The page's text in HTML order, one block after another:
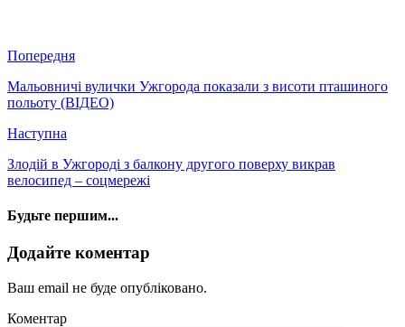
Попередня
Мальовничі вулички Ужгорода показали з висоти пташиного
польоту (ВІДЕО)
Наступна
Злодій в Ужгороді з балкону другого поверху викрав
велосипед – соцмережі
Будьте першим...
Додайте коментар
Ваш email не буде опубліковано.
Коментар